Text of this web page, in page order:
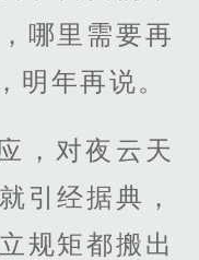
哪里需要再
明年再说。
，对夜云天
引经据典，
规矩都搬出